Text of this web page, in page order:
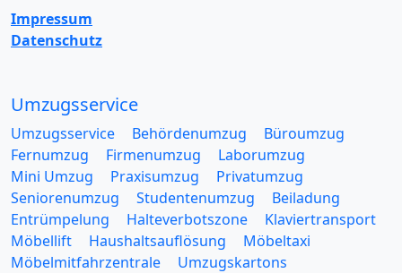
Impressum
Datenschutz
Umzugsservice
Umzugsservice Behördenumzug
Büroumzug
Fernumzug
Firmenumzug
Laborumzug
Mini Umzug
Praxisumzug
Privatumzug
Seniorenumzug
Studentenumzug
Beiladung
Entrümpelung
Halteverbotszone
Klaviertransport
Möbellift
Haushaltsauflösung
Möbeltaxi
Möbelmitfahrzentrale
Umzugskartons